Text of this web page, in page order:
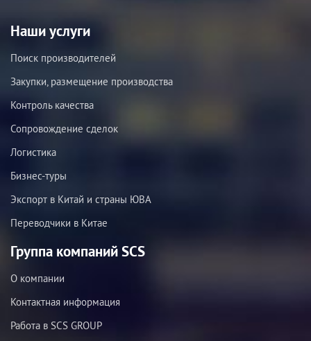
Наши услуги
Поиск производителей
Закупки, размещение производства
Контроль качества
Сопровождение сделок
Логистика
Бизнес-туры
Экспорт в Китай и страны ЮВА
Переводчики в Китае
Группа компаний SCS
О компании
Контактная информация
Работа в SCS GROUP